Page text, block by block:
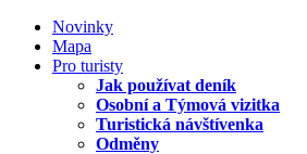
Novinky
Mapa
Pro turisty
Jak používat deník
Osobní a Týmová vizitka
Turistická návštívenka
Odměny